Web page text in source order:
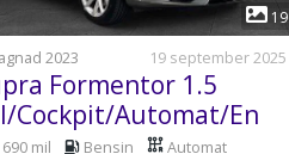
1
19
2023
19 september 2025
Formentor 1.5
Cockpit/Automat/En
150 Hk
mil Bensin Automat